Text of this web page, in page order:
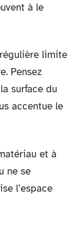
à le
limite
Pensez
surface du
accentue le
et à
ne se
l’espace